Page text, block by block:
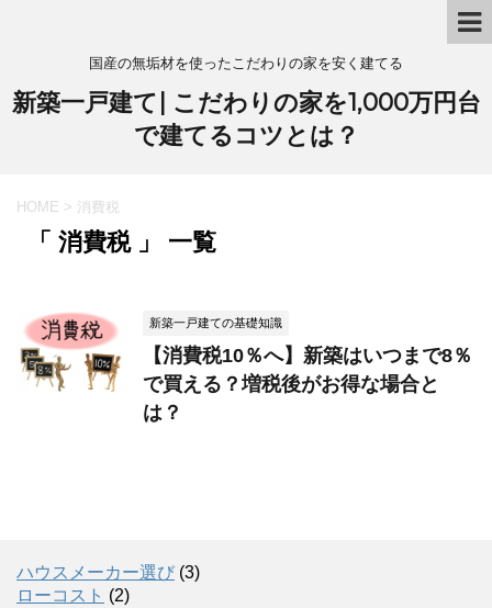
国産の無垢材を使ったこだわりの家を安く建てる
新築一戸建て| こだわりの家を1,000万円台
で建てるコツとは？
HOME > 消費税
「 消費税 」 一覧
新築一戸建ての基礎知識
【消費税10％へ】新築はいつまで8％
で買える？増税後がお得な場合と
は？
ハウスメーカー選び (3)
ローコスト (2)